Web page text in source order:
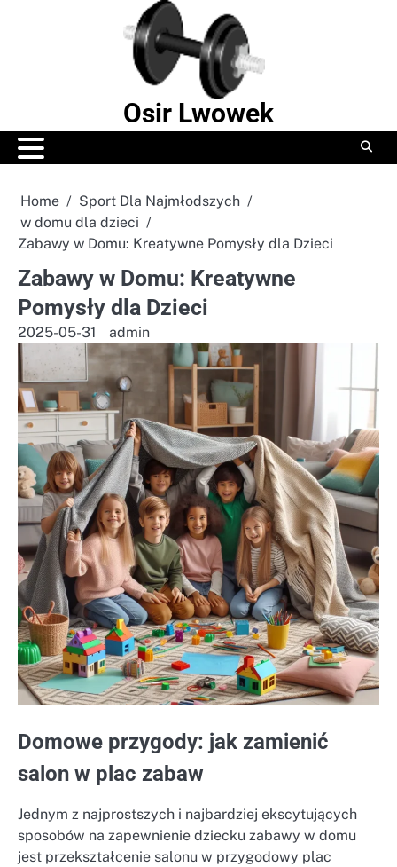
Osir Lwowek
Home
Sport Dla Najmłodszych
w domu dla dzieci
Zabawy w Domu: Kreatywne Pomysły dla Dzieci
Zabawy w Domu: Kreatywne
Pomysły dla Dzieci
2025-05-31 admin
Domowe przygody: jak zamienić
salon w plac zabaw
Jednym z najprostszych i najbardziej ekscytujących
sposobów na zapewnienie dziecku zabawy w domu
jest przekształcenie salonu w przygodowy plac